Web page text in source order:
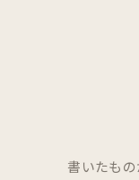
書いたもの